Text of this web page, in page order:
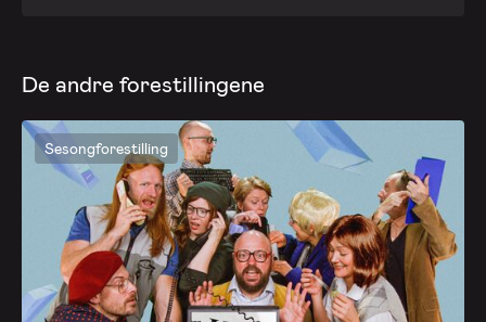
De andre forestillingene
Sesongforestilling